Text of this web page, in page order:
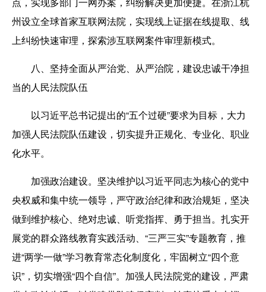
州设立全球首家互联网法院，实现线上证据在线提取、线
上纠纷快速审理，探索涉互联网案件审理新模式。
八、坚持全面从严治党、从严治院，建设忠诚干净担
当的人民法院队伍
以习近平总书记提出的“五个过硬”要求为目标，大力
加强人民法院队伍建设，切实提升正规化、专业化、职业
化水平。
加强政治建设。坚决维护以习近平同志为核心的党中
央权威和集中统一领导，严守政治纪律和政治规矩，坚决
做到维护核心、绝对忠诚、听党指挥、勇于担当。扎实开
展党的群众路线教育实践活动、“三严三实”专题教育，推
进“两学一做”学习教育常态化制度化，牢固树立“四个意
识”，切实增强“四个自信”。加强人民法院党的建设，严肃